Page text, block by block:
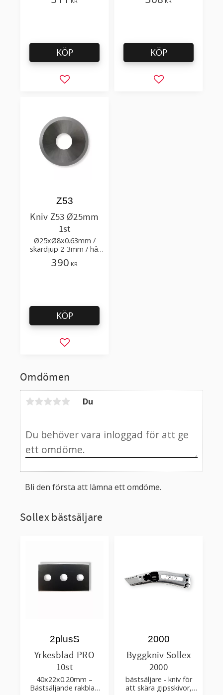
Omdömen
Du
Bli den första att lämna ett omdöme.
Lägg till i favoriter
KÖP
Lägg till i
KÖP
Kniv Z53 Ø25mm
1st
Ø25xØ8x0.63mm /
skärdjup 2-3mm / hål
Ø8mm
Z53
390 KR
Lägg till i favoriter
KÖP
Sollex bästsäljare
Yrkesblad PRO
10st
40x22x0.20mm –
Bästsäljande rakblad
2plusS
Byggkniv Sollex
2000
bästsäljare - kniv för
att skära gipsskivor,
2000